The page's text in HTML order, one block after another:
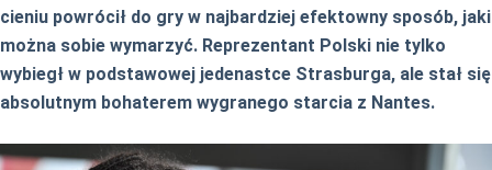
cieniu powrócił do gry w najbardziej efektowny sposób, jaki
można sobie wymarzyć. Reprezentant Polski nie tylko
wybiegł w podstawowej jedenastce Strasburga, ale stał się
absolutnym bohaterem wygranego starcia z Nantes.